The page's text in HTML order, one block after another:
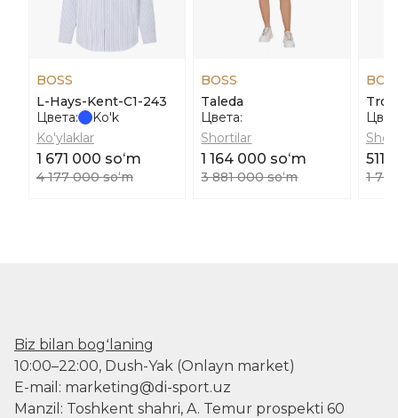
BOSS
L-Hays-Kent-C1-243
Цвета:
Ko'k
Ko'ylaklar
1 671 000 soʻm
4 177 000 soʻm
BOSS
Taleda
Цвета:
Shortilar
1 164 000 soʻm
3 881 000 soʻm
511
1
Biz bilan bogʻlaning
10:00–22:00, Dush-Yak (Onlayn market)
E-mail: marketing@di-sport.uz
Manzil: Toshkent shahri, A. Temur prospekti 60